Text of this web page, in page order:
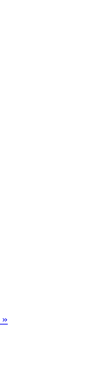
»